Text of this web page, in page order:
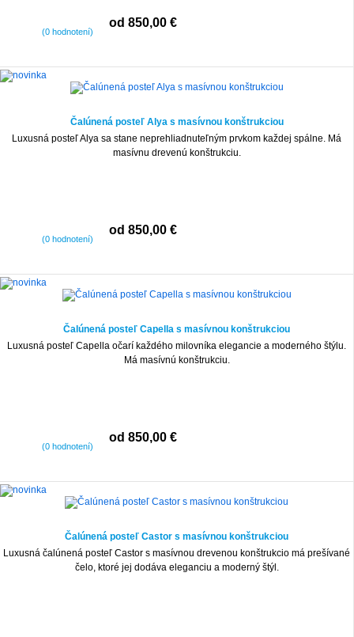
(0 hodnotení)
od 850,00 €
Čalúnená posteľ Alya s masívnou konštrukciou
Luxusná posteľ Alya sa stane neprehliadnuteľným prvkom každej spálne. Má
masívnu drevenú konštrukciu.
(0 hodnotení)
od 850,00 €
Čalúnená posteľ Capella s masívnou konštrukciou
Luxusná posteľ Capella očarí každého milovníka elegancie a moderného štýlu.
Má masívnú konštrukciu.
(0 hodnotení)
od 850,00 €
Čalúnená posteľ Castor s masívnou konštrukciou
Luxusná čalúnená posteľ Castor s masívnou drevenou konštrukcio má prešívané
čelo, ktoré jej dodáva eleganciu a moderný štýl.